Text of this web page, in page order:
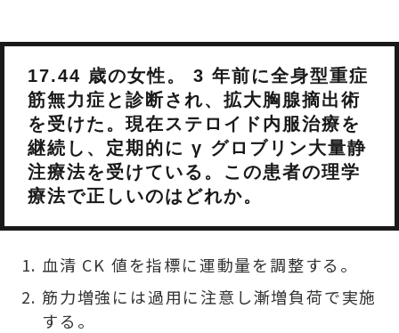
17.44 歳の女性。 3 年前に全身型重症
筋無力症と診断され、拡大胸腺摘出術
を受けた。現在ステロイド内服治療を
継続し、定期的に γ グロブリン大量静
注療法を受けている。この患者の理学
療法で正しいのはどれか。
血清 CK 値を指標に運動量を調整する。
筋力増強には過用に注意し漸増負荷で実施
する。